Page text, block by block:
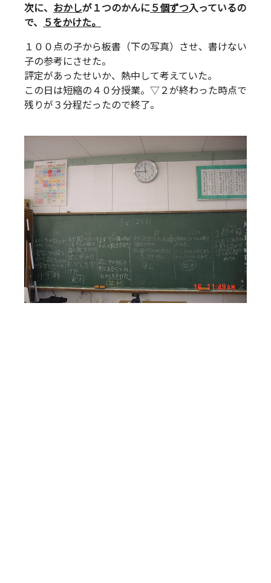
次に、 おかしが１つのかんに ５個ずつ入っているの
で、
５をかけた。
１００点の子から板書（下の写真）させ、書けない
子の参考にさせた。
評定があったせいか、熱中して考えていた。
この日は短縮の４０分授業。▽２が終わった時点で
残りが３分程だったので終了。